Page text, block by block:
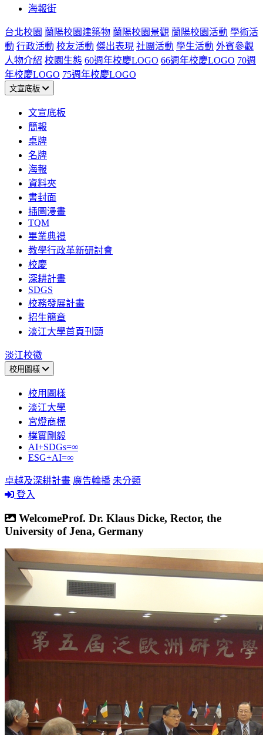
海報街
台北校園 蘭陽校園建築物 蘭陽校園景觀 蘭陽校園活動 學術活
動 行政活動 校友活動 傑出表現 社團活動 學生活動 外賓參觀
人物介紹 校園生態 60週年校慶LOGO 66週年校慶LOGO 70週
年校慶LOGO 75週年校慶LOGO
文宣底板
文宣底板
簡報
桌牌
名牌
海報
資料夾
書封面
插圖漫畫
TQM
畢業典禮
教學行政革新研討會
校慶
深耕計畫
SDGS
校務發展計畫
招生簡章
淡江大學首頁刊頭
淡江校徽
校用圖樣
校用圖樣
淡江大學
宮燈商標
樸實剛毅
AI+SDGs=∞
ESG+AI=∞
卓越及深耕計畫 廣告輪播 未分類
登入
WelcomeProf. Dr. Klaus Dicke, Rector, the
University of Jena, Germany